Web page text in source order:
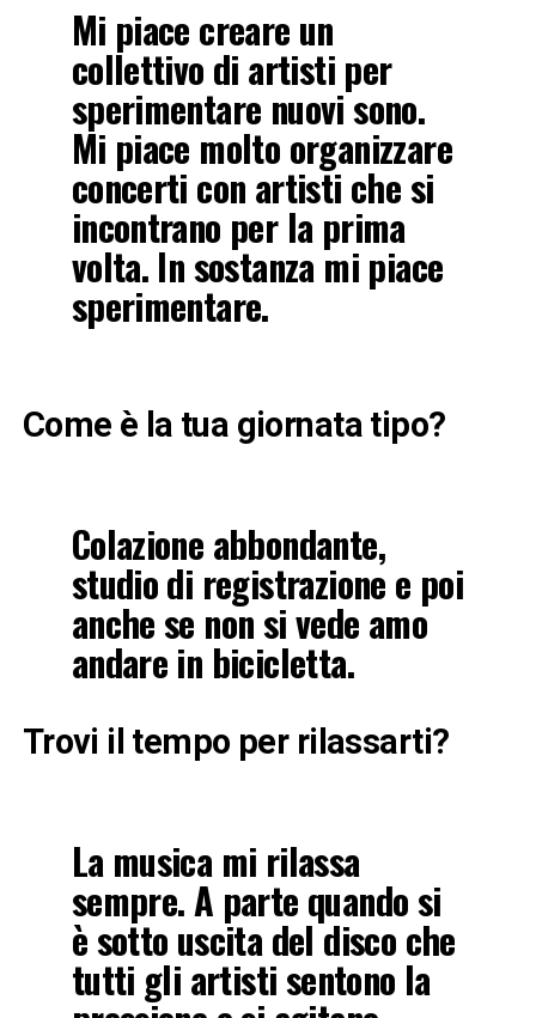
Mi piace creare un
collettivo di artisti per
sperimentare nuovi sono.
Mi piace molto organizzare
concerti con artisti che si
incontrano per la prima
volta. In sostanza mi piace
sperimentare.
Come è la tua giornata tipo?
Colazione abbondante,
studio di registrazione e poi
anche se non si vede amo
andare in bicicletta.
Trovi il tempo per rilassarti?
La musica mi rilassa
sempre. A parte quando si
è sotto uscita del disco che
tutti gli artisti sentono la